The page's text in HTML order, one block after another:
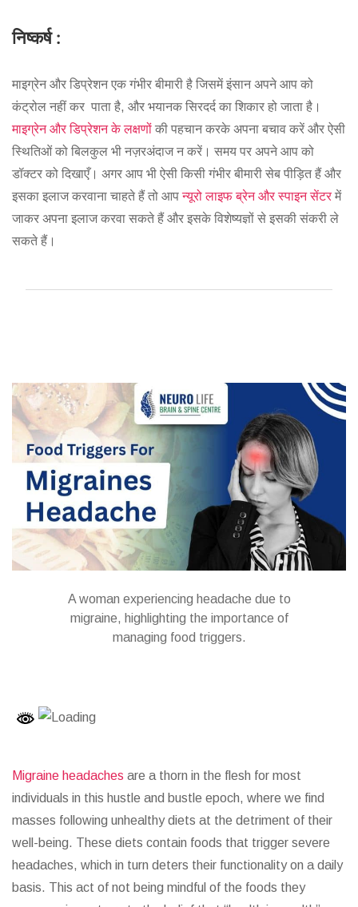
निष्कर्ष :
माइग्रेन और डिप्रेशन एक गंभीर बीमारी है जिसमें इंसान अपने आप को
कंट्रोल नहीं कर पाता है, और भयानक सिरदर्द का शिकार हो जाता है।
माइग्रेन और डिप्रेशन के लक्षणों की पहचान करके अपना बचाव करें और ऐसी
स्थितिओं को बिलकुल भी नज़रअंदाज न करें। समय पर अपने आप को
डॉक्टर को दिखाएँ। अगर आप भी ऐसी किसी गंभीर बीमारी सेब पीड़ित हैं और
इसका इलाज करवाना चाहते हैं तो आपन्यूरो लाइफ ब्रेन और स्पाइन सेंटर में
जाकर अपना इलाज करवा सकते हैं और इसके विशेष्यज्ञों से इसकी संकरी ले
सकते हैं।
A woman experiencing headache due to
migraine, highlighting the importance of
managing food triggers.
Migraine headaches are a thorn in the flesh for most
individuals in this hustle and bustle epoch, where we find
masses following unhealthy diets at the detriment of their
well-being. These diets contain foods that trigger severe
headaches, which in turn deters their functionality on a daily
basis. This act of not being mindful of the foods they